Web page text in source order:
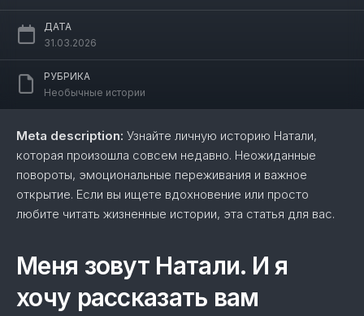
ДАТА
31.03.2026
РУБРИКА
Необычные истории
Meta description: Узнайте личную историю Натали,
которая произошла совсем недавно. Неожиданные
повороты, эмоциональные переживания и важное
открытие. Если вы ищете вдохновение или просто
любите читать жизненные истории, эта статья для вас.
Меня зовут Натали. И я
хочу рассказать вам